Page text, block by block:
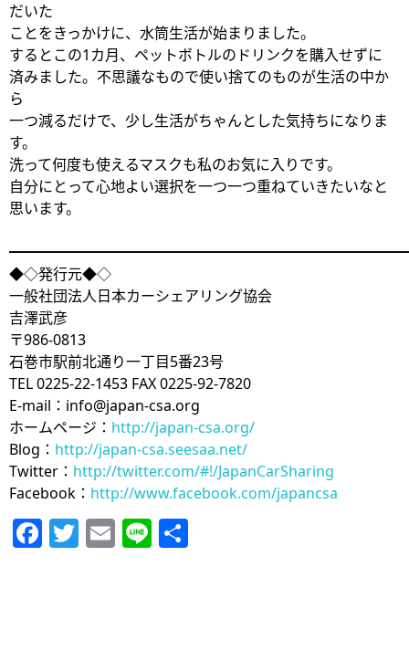
だいた
ことをきっかけに、水筒生活が始まりました。
するとこの1カ月、ペットボトルのドリンクを購入せずに
済みました。不思議なもので使い捨てのものが生活の中か
ら
一つ減るだけで、少し生活がちゃんとした気持ちになりま
す。
洗って何度も使えるマスクも私のお気に入りです。
自分にとって心地よい選択を一つ一つ重ねていきたいなと
思います。
◆◇発行元◆◇
一般社団法人日本カーシェアリング協会
吉澤武彦
〒986-0813
石巻市駅前北通り一丁目5番23号
TEL 0225-22-1453 FAX 0225-92-7820
E-mail：info@japan-csa.org
ホームページ： http://japan-csa.org/
Blog： http://japan-csa.seesaa.net/
Twitter： http://twitter.com/#!/JapanCarSharing
Facebook： http://www.facebook.com/japancsa
Facebook
Twitter
Email
Line